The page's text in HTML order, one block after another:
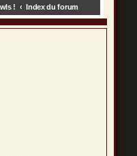
! Index du forum